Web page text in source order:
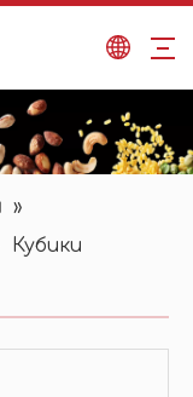
»
Кубики